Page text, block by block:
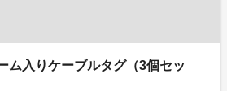
ム入りケーブルタグ（3個セッ